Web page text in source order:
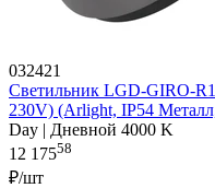
032421
Светильник LGD-GIRO-
230V) (Arlight, IP54
Day | Дневной 4000 K
12 17558
₽/шт